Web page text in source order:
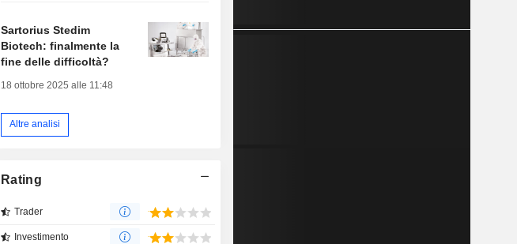
Sartorius Stedim
Biotech: finalmente la
fine delle difficoltà?
18 ottobre 2025 alle 11:48
Altre analisi
Rating
Trader
Investimento